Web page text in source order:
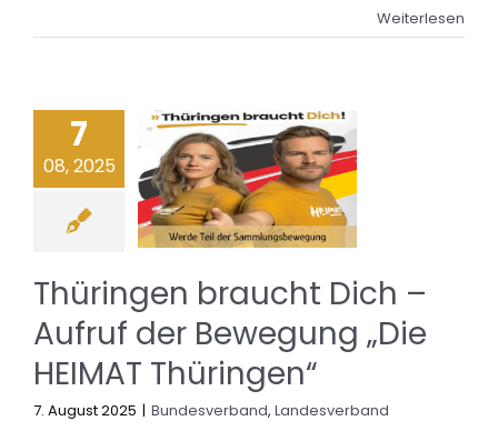
Weiterlesen
7
08, 2025
Thüringen braucht Dich –
Aufruf der Bewegung „Die
HEIMAT Thüringen“
7. August 2025 | Bundesverband, Landesverband